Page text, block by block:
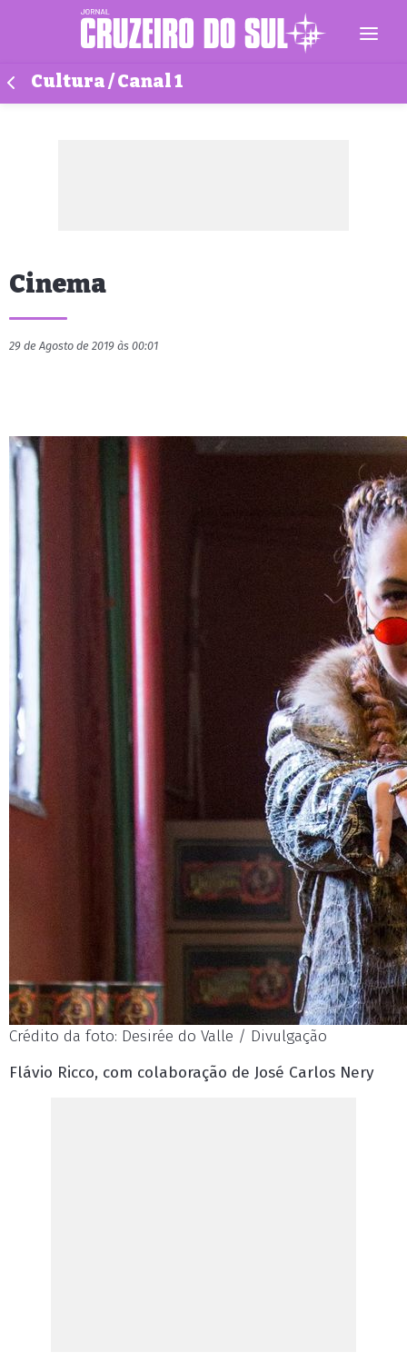
Cultura / Canal 1
Cinema
29 de Agosto de 2019 às 00:01
Crédito da foto: Desirée do Valle / Divulgação
Flávio Ricco, com colaboração de José Carlos Nery